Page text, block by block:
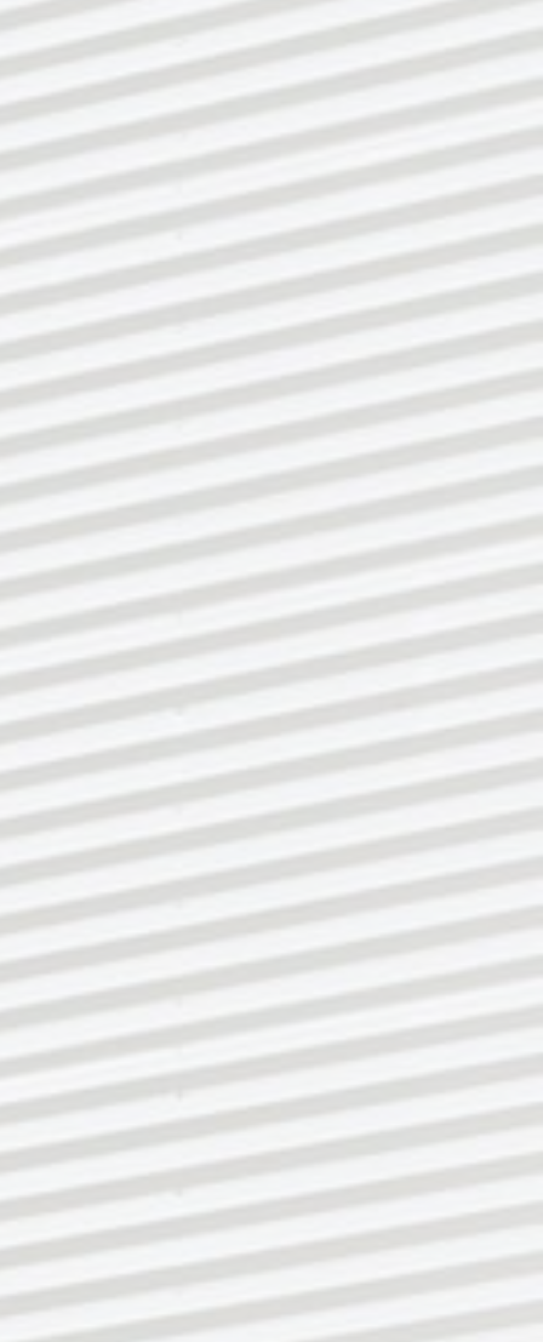
Anbieter:
Google LLC
Zweck:
Zählt und speichert die Webseiten-Benutzer. Das
Cookie dient uns zur Unterscheidung von
Benutzern
Cookie Laufzeit:
Google Tag Manager
Name:
Google Tag Manager
Anbieter:
Google LLC
Zweck:
Steuert erweiterte Script- und Ereignisbehandlung
Cookie Laufzeit:
24 Monate
Google Tag Manager
Google Tag Manager
Anbieter:
Google LLC
Zweck:
Steuert erweiterte Script- und Ereignisbehandlung
Cookie Laufzeit:
24 Monate
MARKETING
Marketing Cookies werden von Drittanbietern
verwendet, um personalisierte Werbung
anzuzeigen. Sie tun das, indem sie Besucher über
Websites hinweg verfolgen.
Google Ads
Google Ads
Conversion Tracking
Cookie Laufzeit:
12 Monate
EXTERNAL MEDIA
Inhalte von Videoplattformen und Social Media
Plattformen werden standardmäßig blockiert.
Wenn Cookies von externen Medien akzeptiert
werden, bedarf der Zugriff auf diese Inhalte keiner
manuellen Zustimmung mehr.
YouTube Einbindung
Name:
Anbieter:
Google Ireland Limited, Google Building Gordon
House, 4 Barrow St, Dublin, D04 E5W5, Irland